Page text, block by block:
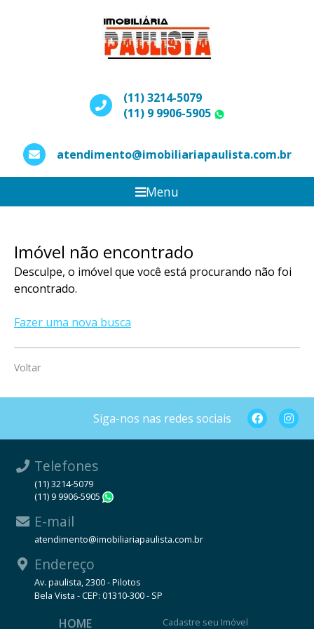
(11) 3214-5079
(11) 9 9906-5905
atendimento@imobiliariapaulista.com.br
Menu
Imóvel não encontrado
Desculpe, o imóvel que você está procurando não foi
encontrado.
Fazer uma nova busca
Voltar
Siga-nos nas redes sociais
Telefones
(11) 3214-5079
(11) 9 9906-5905
E-mail
atendimento@imobiliariapaulista.com.br
Endereço
Av. paulista, 2300 - Pilotos
Bela Vista - CEP: 01310-300 - SP
HOME Cadastre seu Imóvel